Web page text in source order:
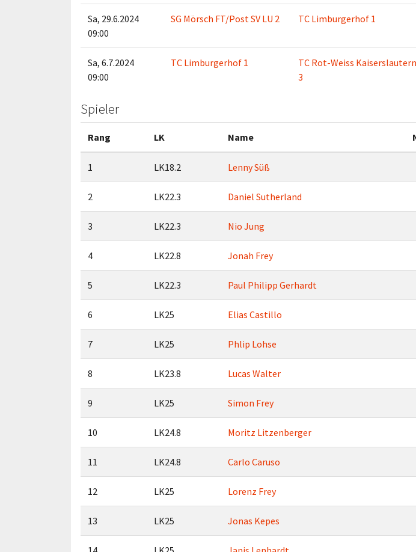
Sa, 29.6.2024
09:00
SG Mörsch FT/Post SV LU 2 TC Limburgerhof 1
Sa, 6.7.2024
09:00
TC Limburgerhof 1
TC Rot-Weiss Kaiserslautern
3
Spieler
Rang LK Name
1 LK18.2 Lenny Süß
2 LK22.3 Daniel Sutherland
3 LK22.3 Nio Jung
4 LK22.8 Jonah Frey
5 LK22.3 Paul Philipp Gerhardt
6 LK25 Elias Castillo
7 LK25 Phlip Lohse
8 LK23.8 Lucas Walter
9 LK25 Simon Frey
10 LK24.8 Moritz Litzenberger
11 LK24.8 Carlo Caruso
12 LK25 Lorenz Frey
13 LK25 Jonas Kepes